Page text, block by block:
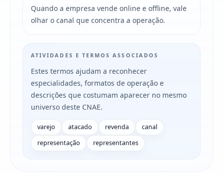
Quando a empresa vende online e offline, vale
olhar o canal que concentra a operação.
ATIVIDADES E TERMOS ASSOCIADOS
Estes termos ajudam a reconhecer
especialidades, formatos de operação e
descrições que costumam aparecer no mesmo
universo deste CNAE.
varejo atacado revenda
canal
representação
representantes